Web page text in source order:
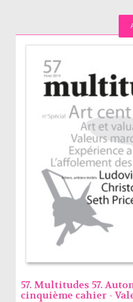
57. Multitudes 57.
cinquième cahier -